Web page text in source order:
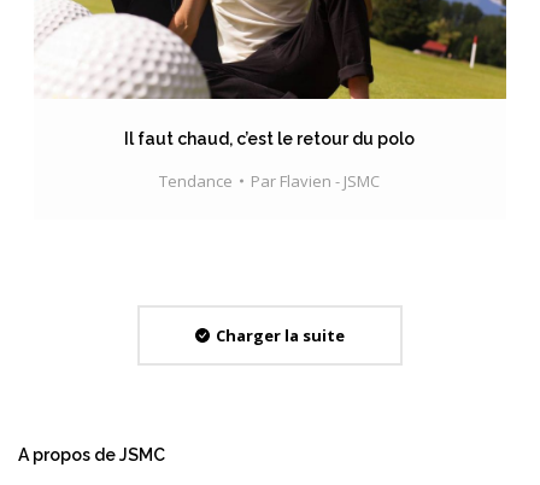
Il faut chaud, c’est le retour du polo
Tendance Par Flavien - JSMC
Charger la suite
A propos de JSMC